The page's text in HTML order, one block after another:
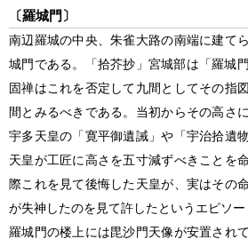
〔羅城門〕
南辺羅城の中央、朱雀大路の南端に建て
城門である。「拾芥抄」宮城部は「羅城門
固禅はこれを否定して九間としてその指
間とみるべきである。当初からその高さ
宇多天皇の「寛平御遺誡」や「宇治拾遺
天皇が工匠に高さを五寸減ずべきことを
際これを見て後悔した天皇が、実はその
が失神したのを見て許したというエピソー
羅城門の楼上には毘沙門天像が安置され